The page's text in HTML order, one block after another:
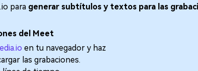
para generar subtítulos y textos para las
del Meet
en tu navegador y haz
las grabaciones.󠀲󠀡󠀡󠀤󠀤󠀣󠀡󠀢󠀩󠀳󠀰